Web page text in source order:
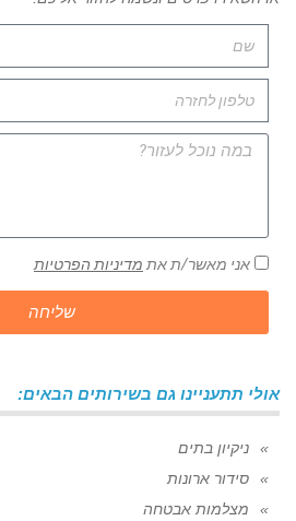
אני מאשר/ת את מדיניות הפרטיות
שליחה
אולי תתעניינו גם בשירותים הבאים:
ניקיון בתים
סידור ארונות
מצלמות אבטחה